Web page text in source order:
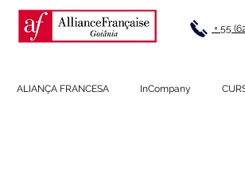
ALIANÇA FRANCESA InCompany
+ 55